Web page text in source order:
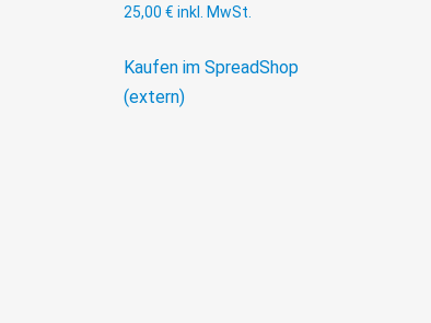
25,00 € inkl. MwSt.
Kaufen im SpreadShop
(extern)